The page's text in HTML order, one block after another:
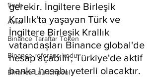
1inch
Avax
Binance Taraftar Token
Binance referans kodu
Binance Launchpool
gerekir. İngiltere Birleşik
Krallık'ta yaşayan Türk ve
İngiltere Birleşik Krallık
vatandaşları Binance global'de
hesap açabilir, Türkiye'de aktif
banka hesabı yeterli olacaktır.